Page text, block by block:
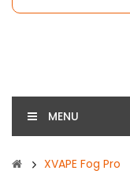
MENU
XVAPE Fog Pro